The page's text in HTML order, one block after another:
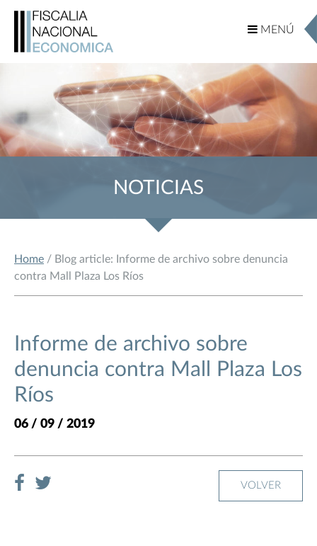
MENÚ
MENÚ
NOTICIAS
Home / Blog article: Informe de archivo sobre denuncia
contra Mall Plaza Los Ríos
Informe de archivo sobre
denuncia contra Mall Plaza Los
Ríos
06 / 09 / 2019
VOLVER